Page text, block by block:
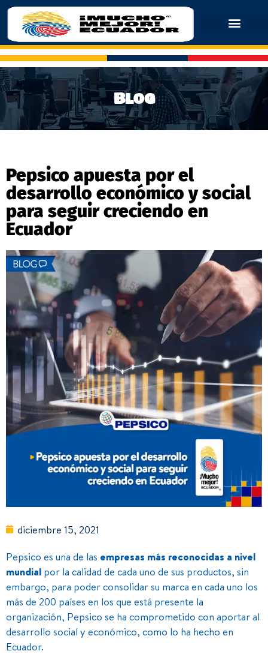
Blog
Pepsico apuesta por el
desarrollo económico y social
para seguir creciendo en
Ecuador
diciembre 15, 2021
Pepsico es una de las empresas más reconocidas a nivel
mundial por la calidad de cada uno de sus productos, sin
embargo, para poder consolidar su marca en cada uno los
más de 200 países en los que está presente la
organización, Pepsico se ha comprometido con aportar al
desarrollo social y económico, como lo ha hecho en
Ecuador.